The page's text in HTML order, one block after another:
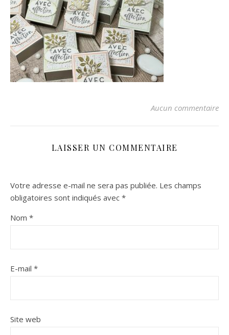
Aucun commentaire
LAISSER UN COMMENTAIRE
Votre adresse e-mail ne sera pas publiée. Les champs
obligatoires sont indiqués avec *
Nom *
E-mail *
Site web